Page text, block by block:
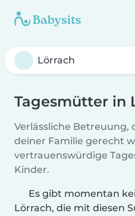
Tagesmütter in
Verlässliche Betreuung,
deiner Familie gerecht
vertrauenswürdige
Kinder.
Es gibt momentan
Lörrach, die mit diesen